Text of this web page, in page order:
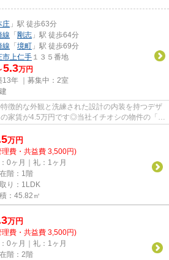
庄 」駅 徒歩63分
線 「 剛志 」駅 徒歩64分
線 「 境町 」駅 徒歩69分
市上仁手 １３５番地
5.3万円
年 ｜募集中： 2室
徴的な外観と洗練された設計の内装を持つデザ
家賃が4.5万円です◎当社イチオシの物件の「フ
...
万円
理費・共益費 3,500円)
0ヶ月｜礼：1ヶ月
階：1階
り：1LDK
：45.82㎡
万円
理費・共益費 3,500円)
0ヶ月｜礼：1ヶ月
階：2階